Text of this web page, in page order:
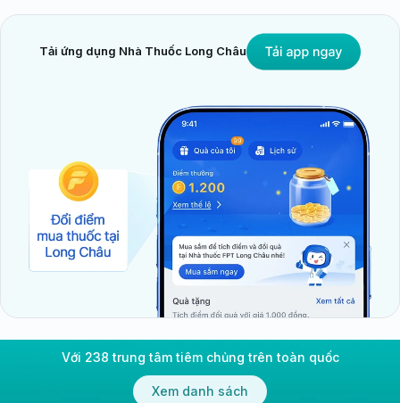
Tải ứng dụng Nhà Thuốc Long Châu
Với 238 trung tâm tiêm chủng trên toàn quốc
Xem danh sách